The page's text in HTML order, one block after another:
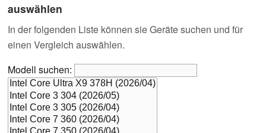
auswählen
In der folgenden Liste können sie Geräte suchen und für
einen Vergleich auswählen.
Modell suchen: